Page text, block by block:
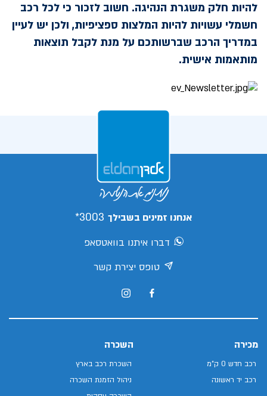
להיות חלק משגרת הנהיגה. חשוב לזכור כי לכל רכב
חשמלי עשויות להיות המלצות ספציפיות, ולכן יש לעיין
במדריך הרכב שברשותכם על מנת לקבל תוצאות
מותאמות אישית.
אנחנו זמינים בשבילך 3003*
דברו איתנו בוואטסאפ
טופס יצירת קשר
מכירה
רכב חדש 0 ק"מ
רכב יד ראשונה
השכרה
השכרת רכב בארץ
ניהול הזמנת השכרה